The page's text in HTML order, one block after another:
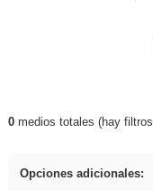
Resultados de:
0medios totales (hay
Opciones adicionales: